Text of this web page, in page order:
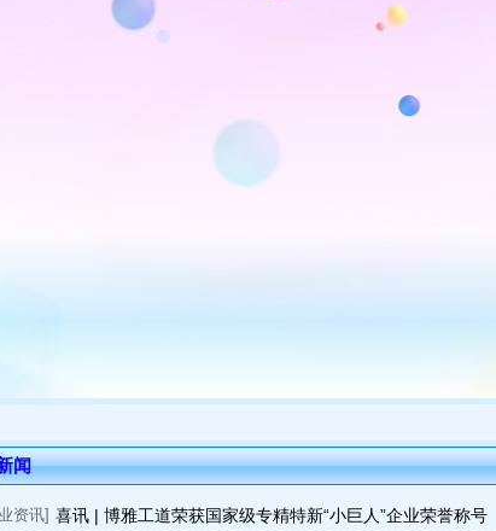
闻
资讯] 喜讯 | 博雅工道荣获国家级专精特新“小巨人”企业荣誉称号